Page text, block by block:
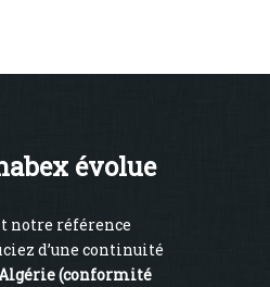
évolue
notre référence
d’une continuité
(conformité